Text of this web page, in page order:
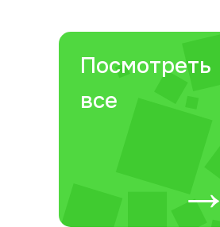
Посмотреть
все
→